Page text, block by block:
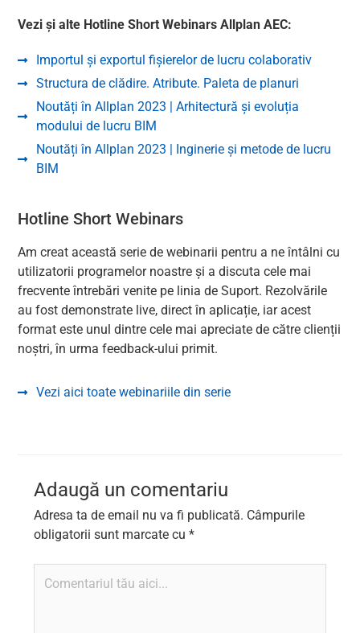
Vezi și alte Hotline Short Webinars Allplan AEC:
Importul și exportul fișierelor de lucru colaborativ
Structura de clădire. Atribute. Paleta de planuri
Noutăți în Allplan 2023 | Arhitectură și evoluția
modului de lucru BIM
Noutăți în Allplan 2023 | Inginerie și metode de lucru
BIM
Hotline Short Webinars
Am creat această serie de webinarii pentru a ne întâlni cu
utilizatorii programelor noastre și a discuta cele mai
frecvente întrebări venite pe linia de Suport. Rezolvările
au fost demonstrate live, direct în aplicație, iar acest
format este unul dintre cele mai apreciate de către clienții
noștri, în urma feedback-ului primit.
Vezi aici toate webinariile din serie
Adaugă un comentariu
Adresa ta de email nu va fi publicată. Câmpurile
obligatorii sunt marcate cu *
tău